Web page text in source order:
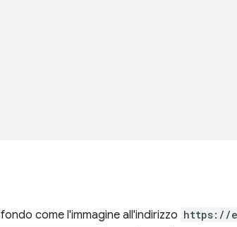
come l'immagine all'indirizzo https://